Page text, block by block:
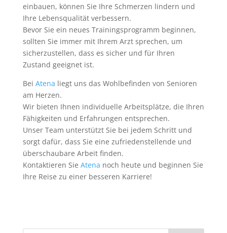
einbauen, können Sie Ihre Schmerzen lindern und
Ihre Lebensqualität verbessern.
Bevor Sie ein neues Trainingsprogramm beginnen,
sollten Sie immer mit Ihrem Arzt sprechen, um
sicherzustellen, dass es sicher und für Ihren
Zustand geeignet ist.
Bei Atena liegt uns das Wohlbefinden von Senioren
am Herzen.
Wir bieten Ihnen individuelle Arbeitsplätze, die Ihren
Fähigkeiten und Erfahrungen entsprechen.
Unser Team unterstützt Sie bei jedem Schritt und
sorgt dafür, dass Sie eine zufriedenstellende und
überschaubare Arbeit finden.
Kontaktieren Sie Atena noch heute und beginnen Sie
Ihre Reise zu einer besseren Karriere!